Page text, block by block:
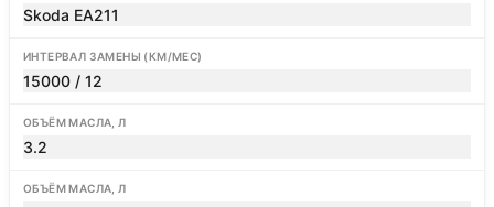
Skoda EA211
ИНТЕРВАЛ ЗАМЕНЫ (КМ/МЕС)
15000 / 12
ОБЪЁМ МАСЛА, Л
3.2
ОБЪЁМ МАСЛА, Л